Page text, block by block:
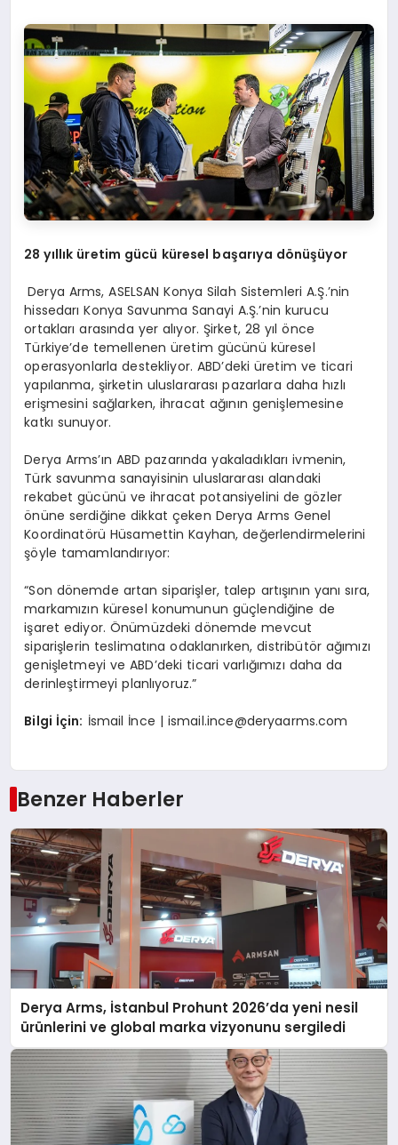
28 yıllık üretim gücü küresel başarıya dönüşüyor
Derya Arms, ASELSAN Konya Silah Sistemleri A.Ş.’nin
hissedarı Konya Savunma Sanayi A.Ş.’nin kurucu
ortakları arasında yer alıyor. Şirket, 28 yıl önce
Türkiye’de temellenen üretim gücünü küresel
operasyonlarla destekliyor. ABD’deki üretim ve ticari
yapılanma, şirketin uluslararası pazarlara daha hızlı
erişmesini sağlarken, ihracat ağının genişlemesine
katkı sunuyor.
Derya Arms’ın ABD pazarında yakaladıkları ivmenin,
Türk savunma sanayisinin uluslararası alandaki
rekabet gücünü ve ihracat potansiyelini de gözler
önüne serdiğine dikkat çeken Derya Arms Genel
Koordinatörü Hüsamettin Kayhan, değerlendirmelerini
şöyle tamamlandırıyor:
“Son dönemde artan siparişler, talep artışının yanı sıra,
markamızın küresel konumunun güçlendiğine de
işaret ediyor. Önümüzdeki dönemde mevcut
siparişlerin teslimatına odaklanırken, distribütör ağımızı
genişletmeyi ve ABD’deki ticari varlığımızı daha da
derinleştirmeyi planlıyoruz.”
Bilgi İçin: İsmail İnce | ismail.ince@deryaarms.com
Benzer Haberler
Derya Arms, İstanbul Prohunt 2026’da yeni nesil
ürünlerini ve global marka vizyonunu sergiledi